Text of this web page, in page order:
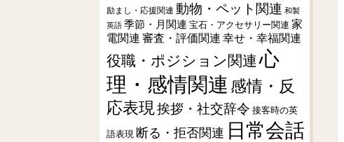
励まし・応援関連 動物・ペット関連 和製
英語 季節・月関連 宝石・アクセサリー関連 家
電関連 審査・評価関連 幸せ・幸福関連
役職・ポジション関連 心
理・感情関連 感情・反
応表現挨拶・社交辞令 接客時の英
語表現 断る・拒否関連 日常会話